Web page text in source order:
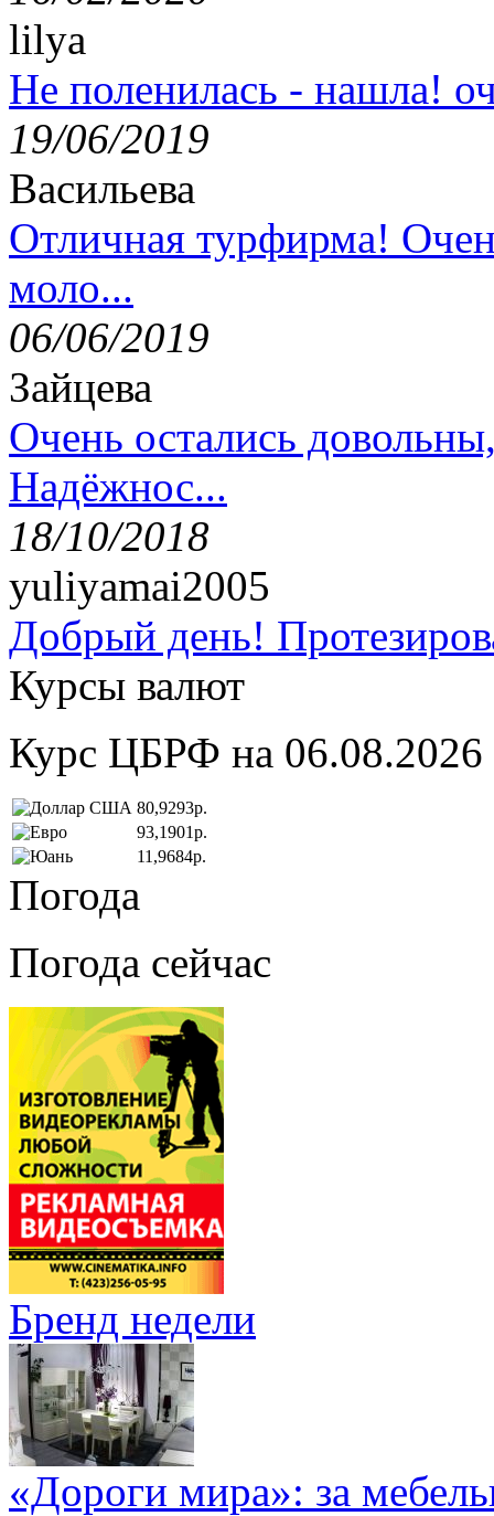
lilya
Не поленилась - нашла!
19/06/2019
Васильева
Отличная турфирма!
моло...
06/06/2019
Зайцева
Очень остались
Надёжнос...
18/10/2018
yuliyamai2005
Добрый день!
Курсы валют
Курс ЦБРФ на 06.08.2026
80,9293р.
93,1901р.
11,9684р.
Погода
Погода сейчас
Бренд недели
«Дороги мира»: за